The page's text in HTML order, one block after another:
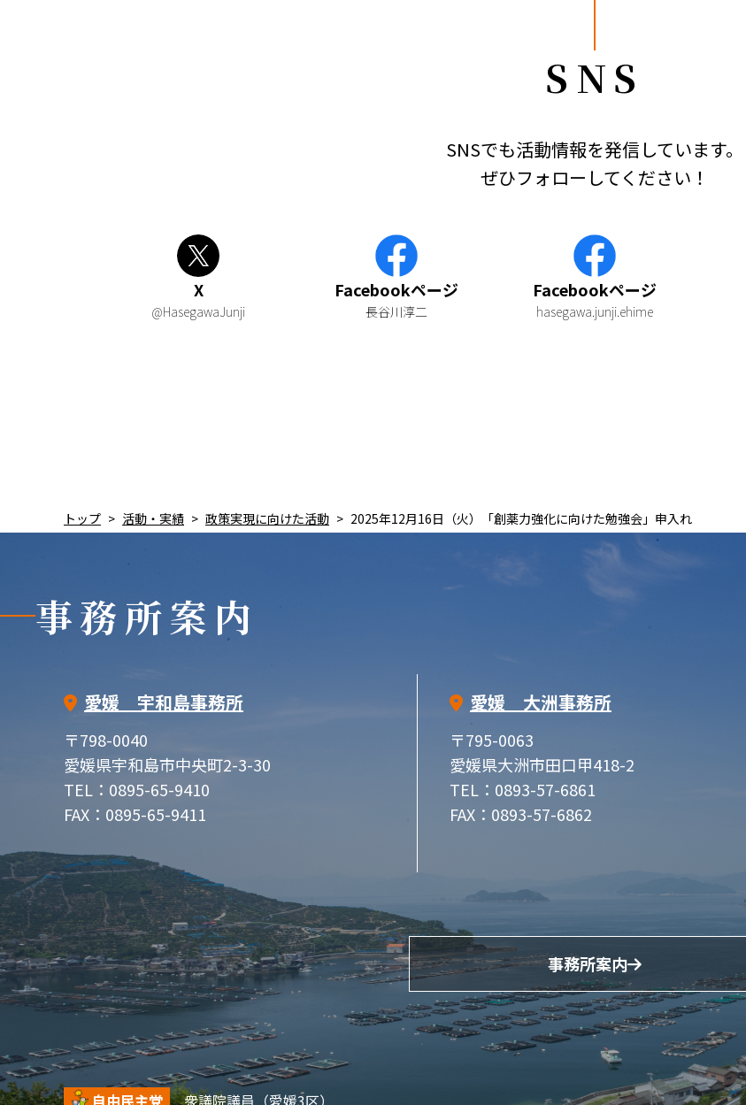
SNS
SNSでも活動情報を発信しています。
ぜひフォローしてください！
X
@HasegawaJunji
Facebookページ
長谷川淳二
Facebookページ
hasegawa.junji.ehime
トップ 活動・実績 政策実現に向けた活動 2025年12月16日（火）「創薬力強化に向けた勉強会」申入れ
事務所案内
愛媛 宇和島事務所
〒798-0040
愛媛県宇和島市中央町2-3-30
TEL：0895-65-9410
FAX：0895-65-9411
愛媛 大洲事務所
〒795-0063
愛媛県大洲市田口甲418-2
TEL：0893-57-6861
FAX：0893-57-6862
事務所案内
自由民主党 衆議院議員（愛媛3区）